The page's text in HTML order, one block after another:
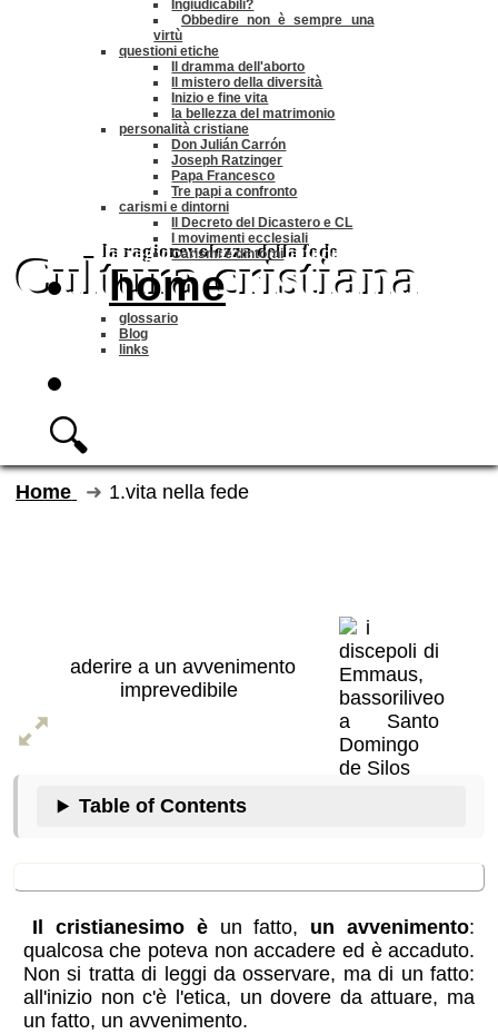
Cultura cristiana
la ragionevolezza della fede
Ingiudicabili?
Obbedire non è sempre una
virtù
questioni etiche
Il dramma dell'aborto
Il mistero della diversità
Inizio e fine vita
la bellezza del matrimonio
personalità cristiane
Don Julián Carrón
Joseph Ratzinger
Papa Francesco
Tre papi a confronto
carismi e dintorni
Il Decreto del Dicastero e CL
I movimenti ecclesiali
Carismi e dintorni
home
glossario
Blog
links
🔍
Home 1.vita nella fede
aderire a un avvenimento
imprevedibile
Table of Contents
Il cristianesimo èun fatto, un avvenimento:
qualcosa che poteva non accadere ed è accaduto.
Non si tratta di leggi da osservare, ma di un fatto:
all'inizio non c'è l'etica, un dovere da attuare, ma
un fatto, un avvenimento.